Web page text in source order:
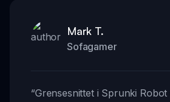
Mark T.
Sofagamer
“Grensesnittet i Sprunki Robot